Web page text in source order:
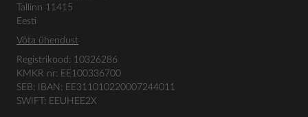
Tallinn 11415
Eesti
Võta ühendust
Registrikood: 10326286
KMKR nr: EE100336700
SEB: IBAN: EE311010220007244011
SWIFT: EEUHEE2X